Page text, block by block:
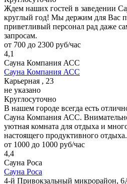
Ждем наших гостей в заведении
круглый год! Мы держим для Вас
приветливый персонал рад даже
запросам.
от 700 до 2300 руб/час
4,1
Сауна Компания АСС
Сауна Компания АСС
Карьерная , 23
не указано
Круглосуточно
В нашем городе всегда есть
Сауна Компания АСС.
уютная комната для отдыха и
настоящего продуктивного отдыха.
от 1000 до 1000 руб/час
4,4
Сауна Роса
Сауна Роса
4-й Привокзальный микрорайон,